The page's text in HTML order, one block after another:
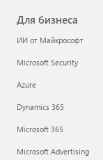
Для бизнеса
ИИ от Майкрософт
Microsoft Security
Azure
Dynamics 365
Microsoft 365
Microsoft Advertising